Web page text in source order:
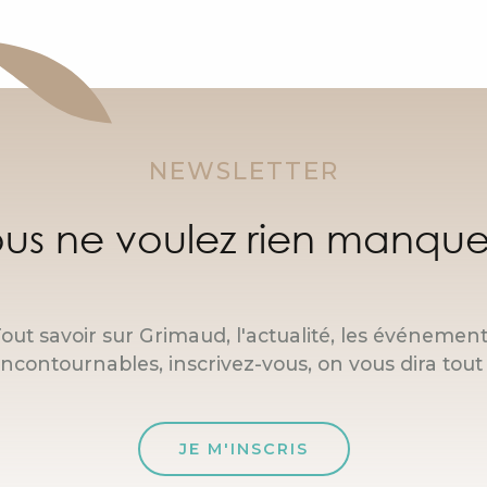
NEWSLETTER
ne voulez rien
savoir sur Grimaud, l'actualité, les
inscrivez-vous, on vous dira tout
JE M'INSCRIS